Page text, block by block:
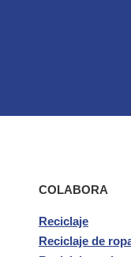
COLABORA
Reciclaje
Reciclaje de